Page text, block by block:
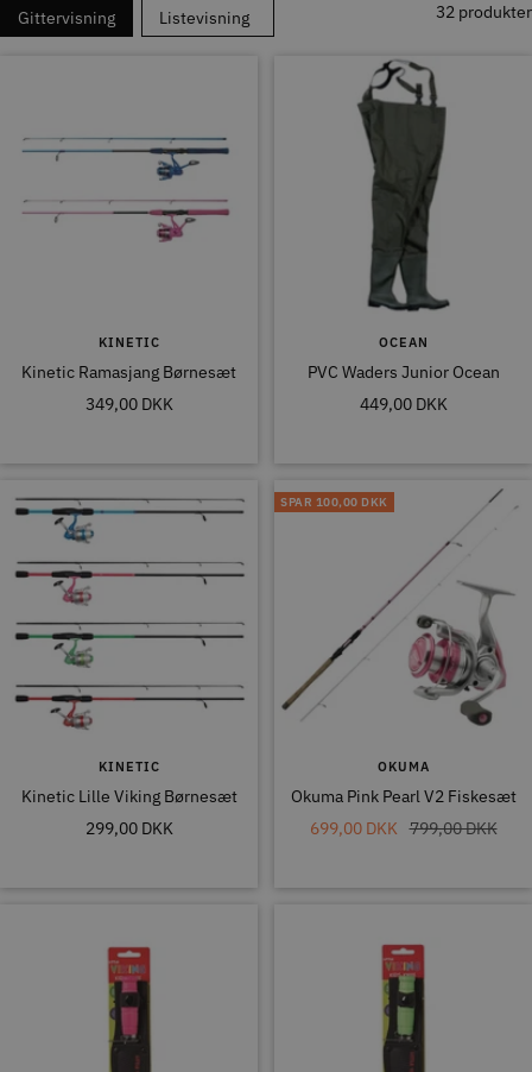
Gittervisning Listevisning 32 produkter
KINETIC
Kinetic Ramasjang Børnesæt
Tilbudspris
349,00 DKK
OCEAN
PVC Waders Junior Ocean
Tilbudspris
449,00 DKK
KINETIC
Kinetic Lille Viking Børnesæt
Tilbudspris
299,00 DKK
SPAR 100,00 DKK
OKUMA
Okuma Pink Pearl V2 Fiskesæt
Tilbudspris
699,00 DKK Normal
799,00 DKK